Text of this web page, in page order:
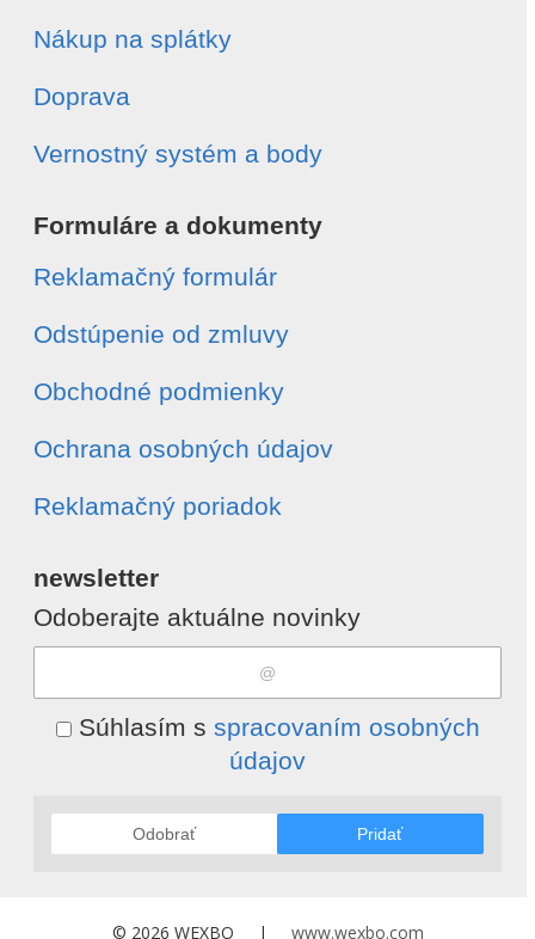
Nákup na splátky
Doprava
Vernostný systém a body
Formuláre a dokumenty
Reklamačný formulár
Odstúpenie od zmluvy
Obchodné podmienky
Ochrana osobných údajov
Reklamačný poriadok
newsletter
Odoberajte aktuálne novinky
Súhlasím s spracovaním osobných
údajov
Odobrať Pridať
© 2026 WEXBO | www.wexbo.com